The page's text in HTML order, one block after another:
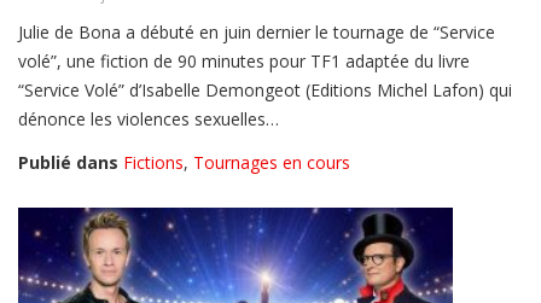
Julie de Bona a débuté en juin dernier le tournage de “Service
volé”, une fiction de 90 minutes pour TF1 adaptée du livre
“Service Volé” d’Isabelle Demongeot (Editions Michel Lafon) qui
dénonce les violences sexuelles…
Publié dans Fictions, Tournages en cours